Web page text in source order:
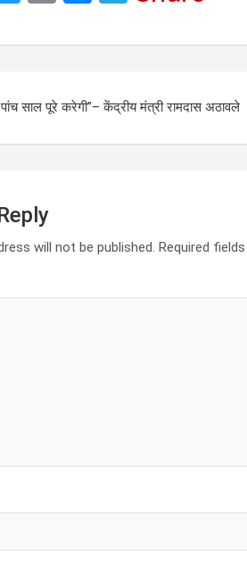
tt ail se
g
e
a
साल पूरे करेगी”– केंद्रीय मंत्री रामदास अठावले
will not be published. Required